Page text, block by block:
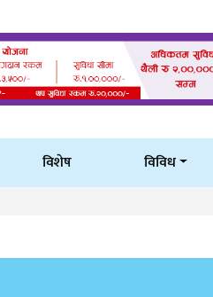
विशेष विविध